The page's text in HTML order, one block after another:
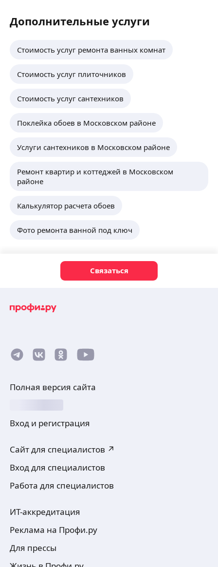
Дополнительные услуги
Стоимость услуг ремонта ванных комнат
Стоимость услуг плиточников
Стоимость услуг сантехников
Поклейка обоев в Московском районе
Услуги сантехников в Московском районе
Ремонт квартир и коттеджей в Московском
районе
Калькулятор расчета обоев
Фото ремонта ванной под ключ
Связаться
Полная версия сайта
Вход и регистрация
Сайт для специалистов ↗
Вход для специалистов
Работа для специалистов
ИТ-аккредитация
Реклама на Профи.ру
Для прессы